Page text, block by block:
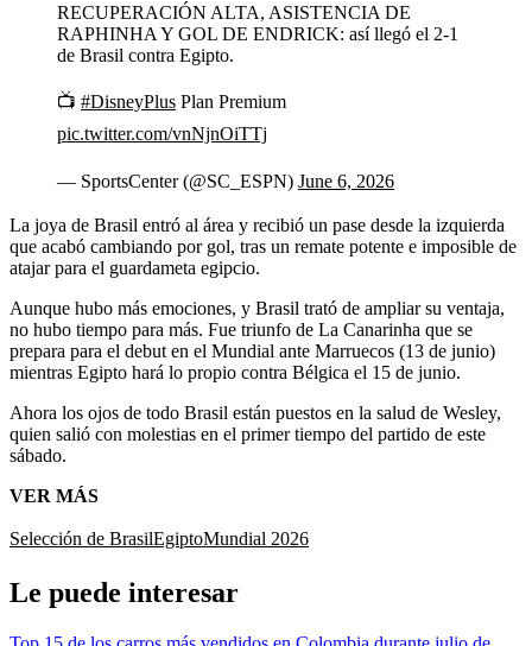
RECUPERACIÓN ALTA, ASISTENCIA DE
RAPHINHA Y GOL DE ENDRICK: así llegó el 2-1
de Brasil contra Egipto.
📺 #DisneyPlus Plan Premium
pic.twitter.com/vnNjnOiTTj
— SportsCenter (@SC_ESPN) June 6, 2026
La joya de Brasil entró al área y recibió un pase desde la izquierda
que acabó cambiando por gol, tras un remate potente e imposible de
atajar para el guardameta egipcio.
Aunque hubo más emociones, y Brasil trató de ampliar su ventaja,
no hubo tiempo para más. Fue triunfo de La Canarinha que se
prepara para el debut en el Mundial ante Marruecos (13 de junio)
mientras Egipto hará lo propio contra Bélgica el 15 de junio.
Ahora los ojos de todo Brasil están puestos en la salud de Wesley,
quien salió con molestias en el primer tiempo del partido de este
sábado.
VER MÁS
Selección de BrasilEgiptoMundial 2026
Le puede interesar